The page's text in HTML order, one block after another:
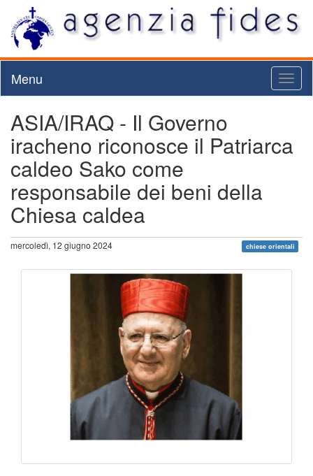
Menu
ASIA/IRAQ - Il Governo
iracheno riconosce il Patriarca
caldeo Sako come
responsabile dei beni della
Chiesa caldea
mercoledì, 12 giugno 2024 chiese orientali